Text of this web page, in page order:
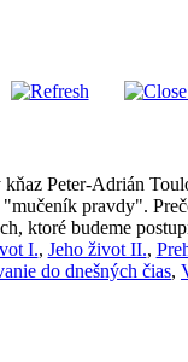
Peter-Adrián
pravdy".
ktoré budeme
I., Jeho život II.,
do dnešných čias,